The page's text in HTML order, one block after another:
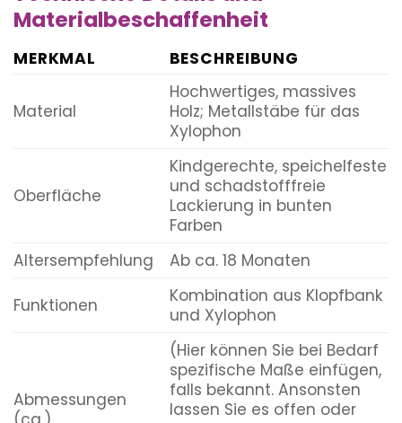
Materialbeschaffenheit
MERKMAL BESCHREIBUNG
Material
Hochwertiges, massives
Holz; Metallstäbe für das
Xylophon
Oberfläche
Kindgerechte, speichelfeste
und schadstofffreie
Lackierung in bunten
Farben
Altersempfehlung
Ab ca. 18 Monaten
Funktionen
Kombination aus Klopfbank
und Xylophon
Abmessungen
(Hier können Sie bei Bedarf
spezifische Maße einfügen,
falls bekannt. Ansonsten
lassen Sie es offen oder